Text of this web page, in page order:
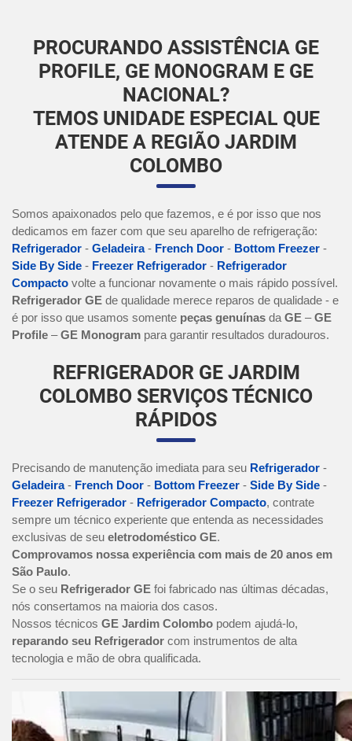
PROCURANDO ASSISTÊNCIA GE
PROFILE, GE MONOGRAM E GE
NACIONAL?
TEMOS UNIDADE ESPECIAL QUE
ATENDE A REGIÃO JARDIM
COLOMBO
Somos apaixonados pelo que fazemos, e é por isso que nos
dedicamos em fazer com que seu aparelho de refrigeração:
Refrigerador - Geladeira- French Door - Bottom Freezer -
Side By Side - Freezer Refrigerador - Refrigerador
Compacto volte a funcionar novamente o mais rápido possível.
Refrigerador GE de qualidade merece reparos de qualidade - e
é por isso que usamos somente peças genuínas da GE –GE
Profile –GE Monogram para garantir resultados duradouros.
REFRIGERADOR GE JARDIM
COLOMBO SERVIÇOS TÉCNICO
RÁPIDOS
Precisando de manutenção imediata para seu Refrigerador -
Geladeira- French Door - Bottom Freezer - Side By Side -
Freezer Refrigerador - Refrigerador Compacto, contrate
sempre um técnico experiente que entenda as necessidades
exclusivas de seu eletrodoméstico GE.
Comprovamos nossa experiência com mais de 20 anos em
São Paulo.
Se o seu Refrigerador GE foi fabricado nas últimas décadas,
nós consertamos na maioria dos casos.
Nossos técnicos GE Jardim Colombo podem ajudá-lo,
reparando seu Refrigerador com instrumentos de alta
tecnologia e mão de obra qualificada.